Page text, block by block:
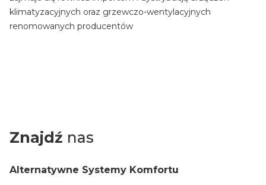
klimatyzacyjnych oraz grzewczo-wentylacyjnych
renomowanych producentów
Znajdź nas
Alternatywne Systemy Komfortu